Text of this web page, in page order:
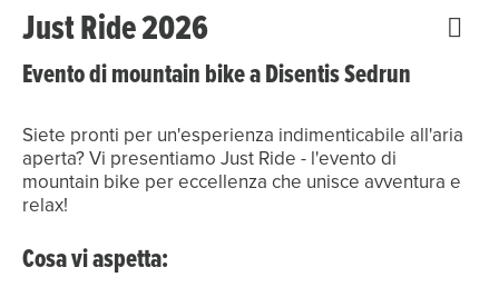
Just Ride 2026
Evento di mountain bike a Disentis Sedrun
Siete pronti per un'esperienza indimenticabile all'aria
aperta? Vi presentiamo Just Ride - l'evento di
mountain bike per eccellenza che unisce avventura e
relax!
Cosa vi aspetta: